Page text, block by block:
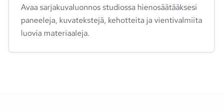
Avaa sarjakuvaluonnos studiossa hienosäätääksesi
paneeleja, kuvatekstejä, kehotteita ja vientivalmiita
luovia materiaaleja.